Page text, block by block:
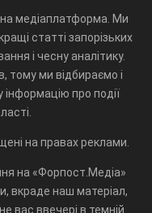
медіаплатформа. Ми
статті запорізьких
і чесну аналітику.
тому ми відбираємо і
про події
на правах реклами.
на «Форпост.Медіа»
вкраде наш матеріал,
вас ввечері в темній